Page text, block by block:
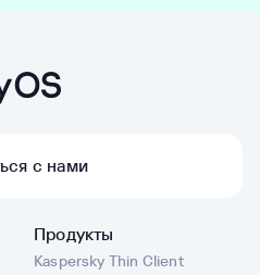
с нами
Продукты
Kaspersky Thin Client